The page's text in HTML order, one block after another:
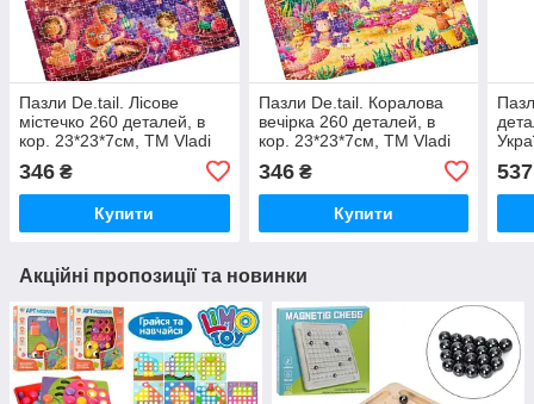
Пазли De.tail. Лісове
містечко 260 деталей, в
кор. 23*23*7см, ТМ Vladi
346 ₴
Купити
Пазли De.tail. Коралова
вечірка 260 деталей, в
кор. 23*23*7см, ТМ Vladi
346₴
Купити
537
Акційні пропозиції та новинки